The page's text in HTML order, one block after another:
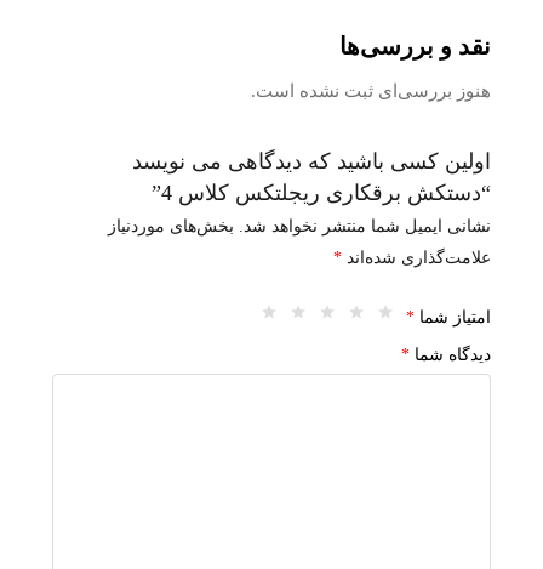
نقد و بررسی‌ها
هنوز بررسی‌ای ثبت نشده است.
اولین کسی باشید که دیدگاهی می نویسد
“دستکش برقکاری ریجلتکس کلاس 4”
نشانی ایمیل شما منتشر نخواهد شد. بخش‌های موردنیاز
علامت‌گذاری شده‌اند *
امتیاز شما *
دیدگاه شما *